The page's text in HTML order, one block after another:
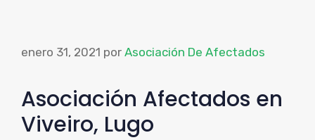
enero 31, 2021 por Asociación De Afectados
Asociación Afectados en
Viveiro, Lugo